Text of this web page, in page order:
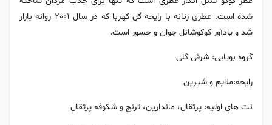
شده است. عطری زنانه با رایحه گل کهربا که در سال 2001 روانه بازار
شد و یادآور کوکوشانل جوان و جسور است.
گروه بویایی: شرقی گلی
رایحه:ملایم و شیرین
نت های اولیه: پرتقال، ماندارین، ترنج و شکوفه پرتقال